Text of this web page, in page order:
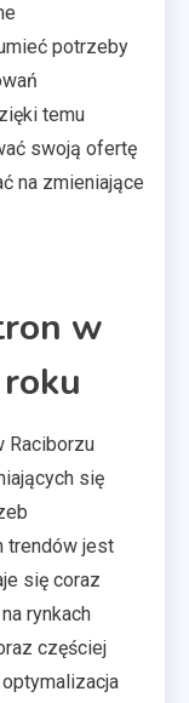
potrzeby
temu
swoją ofertę
na zmieniające
w
Raciborzu
się
trendów jest
się coraz
rynkach
częściej